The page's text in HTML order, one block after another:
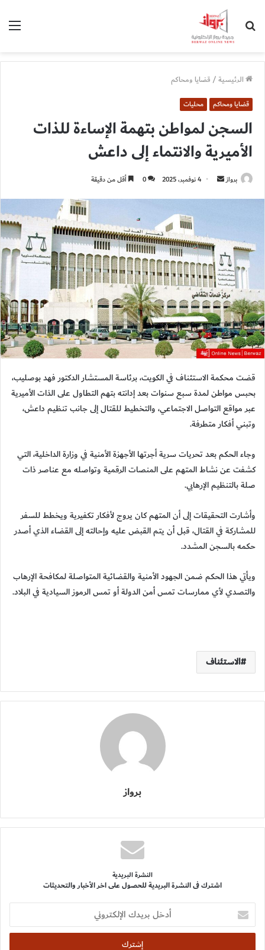
الرئيسية/قضايا ومحاكم
قضايا ومحاكم محليات
السجن لمواطن بتهمة الإساءة للذات
الأميرية والانتماء إلى داعش
برواز
أرسل 4 نوفمبر، 2025 0 أقل من دقيقة
قضت محكمة الاستئناف في الكويت، برئاسة المستشار الدكتور فهد بوصليب،
بحبس مواطن لمدة سبع سنوات بعد إدانته بتهم التطاول على الذات الأميرية
عبر مواقع التواصل الاجتماعي، والتخطيط للقتال إلى جانب تنظيم داعش،
وتبني أفكار متطرفة.
وجاء الحكم بعد تحريات سرية أجرتها الأجهزة الأمنية في وزارة الداخلية، التي
كشفت عن نشاط المتهم على المنصات الرقمية وتواصله مع عناصر ذات
صلة بالتنظيم الإرهابي.
وأشارت التحقيقات إلى أن المتهم كان يروج لأفكار تكفيرية ويخطط للسفر
للمشاركة في القتال، قبل أن يتم القبض عليه وإحالته إلى القضاء الذي أصدر
حكمه بالسجن المشدد.
ويأتي هذا الحكم ضمن الجهود الأمنية والقضائية المتواصلة لمكافحة الإرهاب
والتصدي لأي ممارسات تمس أمن الدولة أو تمس الرموز السيادية في البلاد.
الاستئناف
برواز
النشرة البريدية
اشترك فى النشرة البريدية للحصول على اخر الأخبار والتحديثات
أدخل
بريدك
الإلكتروني